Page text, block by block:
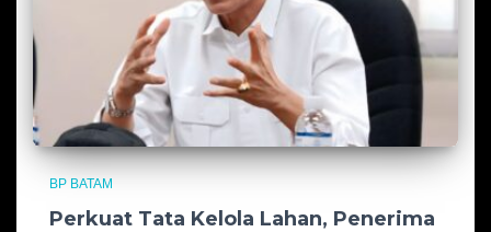
BP BATAM
Perkuat Tata Kelola Lahan, Penerima